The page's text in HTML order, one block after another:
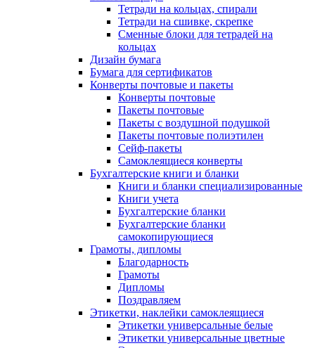
Тетради на кольцах, спирали
Тетради на сшивке, скрепке
Сменные блоки для тетрадей на
кольцах
Дизайн бумага
Бумага для сертификатов
Конверты почтовые и пакеты
Конверты почтовые
Пакеты почтовые
Пакеты с воздушной подушкой
Пакеты почтовые полиэтилен
Сейф-пакеты
Самоклеящиеся конверты
Бухгалтерские книги и бланки
Книги и бланки специализированные
Книги учета
Бухгалтерские бланки
Бухгалтерские бланки
самокопирующиеся
Грамоты, дипломы
Благодарность
Грамоты
Дипломы
Поздравляем
Этикетки, наклейки самоклеящиеся
Этикетки универсальные белые
Этикетки универсальные цветные